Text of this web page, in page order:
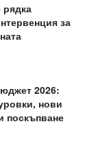
за
2026:
нови
поскъпване